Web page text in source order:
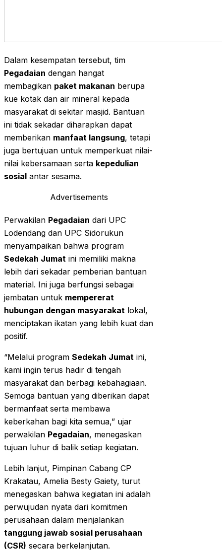
Dalam kesempatan tersebut, tim
Pegadaian dengan hangat
membagikan paket makanan berupa
kue kotak dan air mineral kepada
masyarakat di sekitar masjid. Bantuan
ini tidak sekadar diharapkan dapat
memberikan manfaat langsung, tetapi
juga bertujuan untuk memperkuat nilai-
nilai kebersamaan serta kepedulian
sosial antar sesama.
Advertisements
Perwakilan Pegadaian dari UPC
Lodendang dan UPC Sidorukun
menyampaikan bahwa program
Sedekah Jumat ini memiliki makna
lebih dari sekadar pemberian bantuan
material. Ini juga berfungsi sebagai
jembatan untuk mempererat
hubungan dengan masyarakat lokal,
menciptakan ikatan yang lebih kuat dan
positif.
“Melalui program Sedekah Jumat ini,
kami ingin terus hadir di tengah
masyarakat dan berbagi kebahagiaan.
Semoga bantuan yang diberikan dapat
bermanfaat serta membawa
keberkahan bagi kita semua,” ujar
perwakilan Pegadaian, menegaskan
tujuan luhur di balik setiap kegiatan.
Lebih lanjut, Pimpinan Cabang CP
Krakatau, Amelia Besty Gaiety, turut
menegaskan bahwa kegiatan ini adalah
perwujudan nyata dari komitmen
perusahaan dalam menjalankan
tanggung jawab sosial perusahaan
(CSR) secara berkelanjutan.